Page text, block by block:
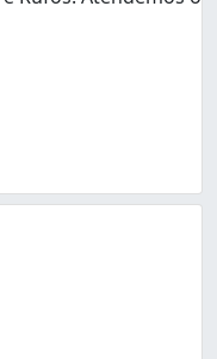
(Ceilândia) (1)